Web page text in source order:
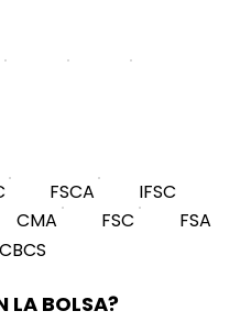
FSCA
IFSC
CMA FSC
FSA
CBCS
LA BOLSA?